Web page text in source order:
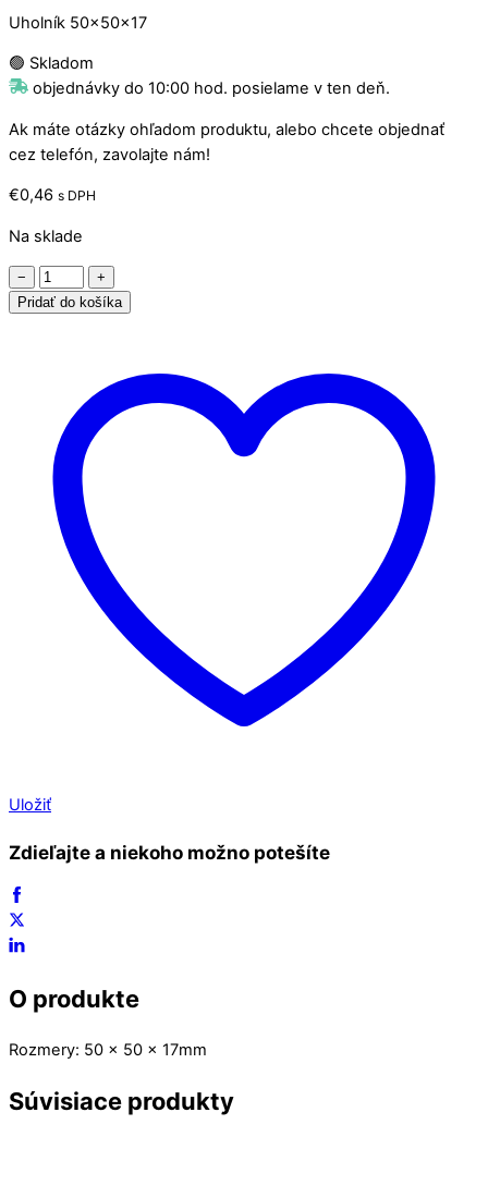
Uholník 50x50x17
🟢 Skladom
objednávky do 10:00 hod. posielame v ten deň.
Ak máte otázky ohľadom produktu, alebo chcete objednať
cez telefón, zavolajte nám!
€0,46 s DPH
Na sklade
−
množstvo
Uholník
+
Pridať do košíka
Uložiť
Zdieľajte a niekoho možno potešíte
O produkte
Rozmery: 50 x 50 x 17mm
Súvisiace produkty